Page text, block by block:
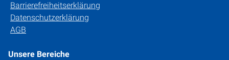
Barrierefreiheitserklärung
Datenschutzerklärung
AGB
Unsere Bereiche